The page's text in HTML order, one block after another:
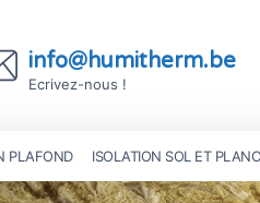
info@humitherm.be
Ecrivez-nous !
PLAFOND ISOLATION SOL ET